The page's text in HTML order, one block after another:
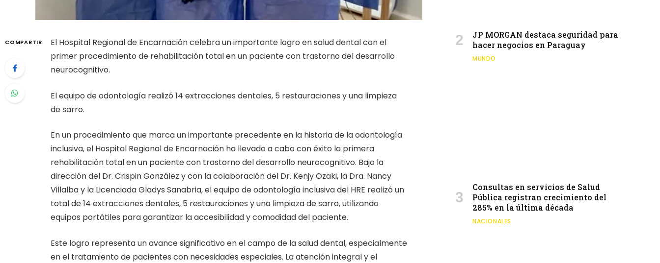
COMPARTIR
El Hospital Regional de Encarnación celebra un importante logro en salud dental con el
primer procedimiento de rehabilitación total en un paciente con trastorno del desarrollo
neurocognitivo.
El equipo de odontología realizó 14 extracciones dentales, 5 restauraciones y una limpieza
de sarro.
En un procedimiento que marca un importante precedente en la historia de la odontología
inclusiva, el Hospital Regional de Encarnación ha llevado a cabo con éxito la primera
rehabilitación total en un paciente con trastorno del desarrollo neurocognitivo. Bajo la
dirección del Dr. Crispin González y con la colaboración del Dr. Kenjy Ozaki, la Dra. Nancy
Villalba y la Licenciada Gladys Sanabria, el equipo de odontología inclusiva del HRE realizó un
total de 14 extracciones dentales, 5 restauraciones y una limpieza de sarro, utilizando
equipos portátiles para garantizar la accesibilidad y comodidad del paciente.
Este logro representa un avance significativo en el campo de la salud dental, especialmente
en el tratamiento de pacientes con necesidades especiales. La atención integral y el
JP MORGAN destaca seguridad para
hacer negocios en Paraguay
MUNDO
Consultas en servicios de Salud
Pública registran crecimiento del
285% en la última década
NACIONALES